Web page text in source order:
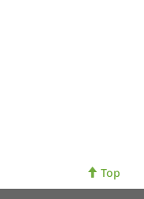
Top